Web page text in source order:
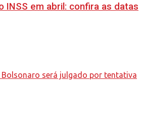
INSS em abril: confira as datas